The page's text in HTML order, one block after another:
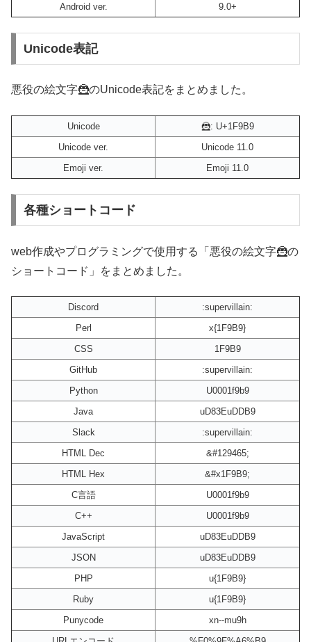
Android ver.
9.0+
Unicode表記
悪役の絵文字🦹のUnicode表記をまとめました。
Unicode
🦹: U+1F9B9
Unicode ver.
Unicode 11.0
Emoji ver.
Emoji 11.0
各種ショートコード
web作成やプログラミングで使用する「悪役の絵文字🦹の
ショートコード」をまとめました。
Discord
:supervillain:
Perl
x{1F9B9}
CSS
1F9B9
GitHub
:supervillain:
Python
U0001f9b9
Java
uD83EuDDB9
Slack
:supervillain:
HTML Dec
&#129465;
HTML Hex
&#x1F9B9;
C言語
U0001f9b9
C++
U0001f9b9
JavaScript
uD83EuDDB9
JSON
uD83EuDDB9
PHP
u{1F9B9}
Ruby
u{1F9B9}
Punycode
xn--mu9h